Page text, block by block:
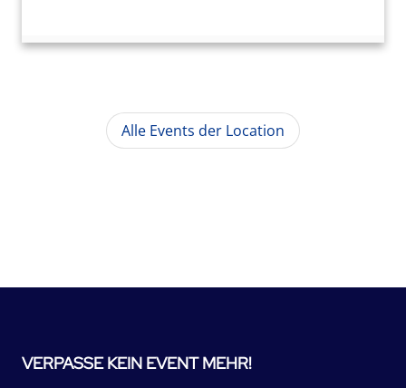
Alle Events der Location
VERPASSE KEIN EVENT MEHR!